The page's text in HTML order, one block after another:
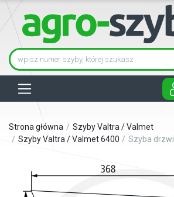
Strona główna
Szyby Valtra / Valmet
Szyby Valtra / Valmet 6400
Szyba drzwi